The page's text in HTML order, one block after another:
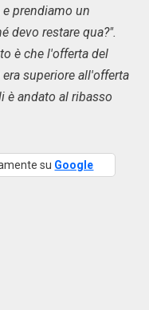
prendiamo un
devo restare qua?".
è che l'offerta del
superiore all'offerta
è andato al ribasso
su Google